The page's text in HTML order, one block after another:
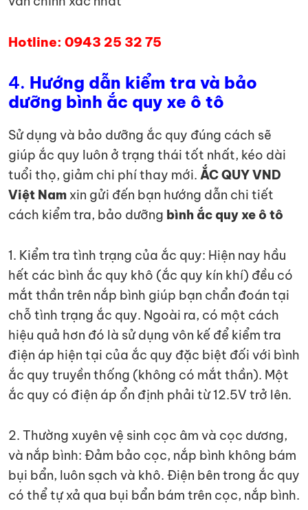
Hotline: 0943 25 32 75
4. Hướng dẫn kiểm tra và bảo
dưỡng bình ắc quy xe ô tô
Sử dụng và bảo dưỡng ắc quy đúng cách sẽ
giúp ắc quy luôn ở trạng thái tốt nhất, kéo dài
tuổi thọ, giảm chi phí thay mới. ẮC QUY VND
Việt Nam xin gửi đến bạn hướng dẫn chi tiết
cách kiểm tra, bảo dưỡng bình ắc quy xe ô tô
1. Kiểm tra tình trạng của ắc quy: Hiện nay hầu
hết các bình ắc quy khô (ắc quy kín khí) đều có
mắt thần trên nắp bình giúp bạn chẩn đoán tại
chỗ tình trạng ắc quy. Ngoài ra, có một cách
hiệu quả hơn đó là sử dụng vôn kế để kiểm tra
điện áp hiện tại của ắc quy đặc biệt đối với bình
ắc quy truyền thống (không có mắt thần). Một
ắc quy có điện áp ổn định phải từ 12.5V trở lên.
2. Thường xuyên vệ sinh cọc âm và cọc dương,
và nắp bình: Đảm bảo cọc, nắp bình không bám
bụi bẩn, luôn sạch và khô. Điện bên trong ắc quy
có thể tự xả qua bụi bẩn bám trên cọc, nắp bình.